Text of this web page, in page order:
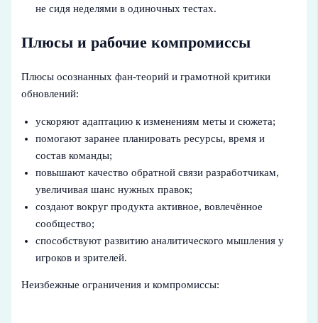
не сидя неделями в одиночных тестах.
Плюсы и рабочие компромиссы
Плюсы осознанных фан-теорий и грамотной критики
обновлений:
ускоряют адаптацию к изменениям меты и сюжета;
помогают заранее планировать ресурсы, время и
состав команды;
повышают качество обратной связи разработчикам,
увеличивая шанс нужных правок;
создают вокруг продукта активное, вовлечённое
сообщество;
способствуют развитию аналитического мышления у
игроков и зрителей.
Неизбежные ограничения и компромиссы: